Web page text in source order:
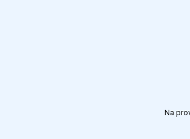
Na